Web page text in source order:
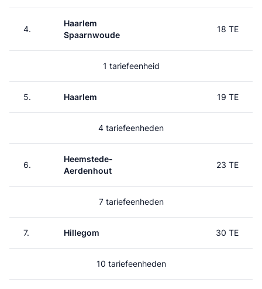
4.
Haarlem
Spaarnwoude
18 TE
1 tariefeenheid
5. Haarlem 19 TE
4 tariefeenheden
6.
Heemstede-
Aerdenhout
23 TE
7 tariefeenheden
7. Hillegom 30 TE
10 tariefeenheden